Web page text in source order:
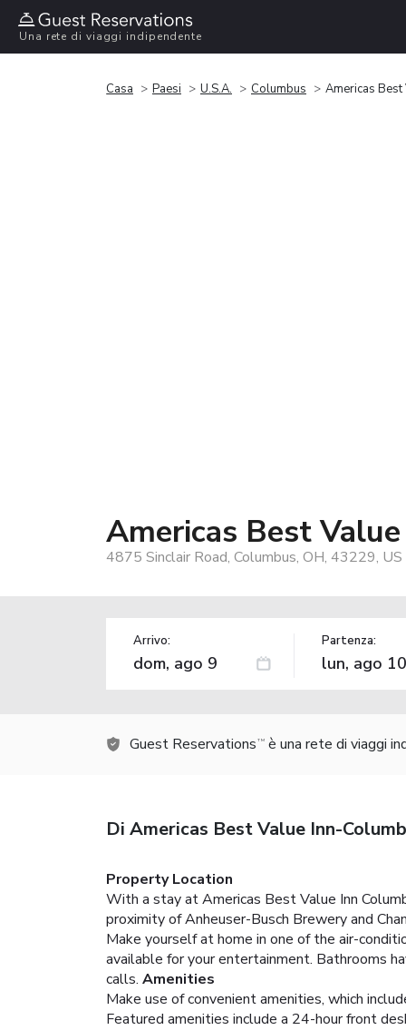
Una rete di viaggi indipendente
Casa Paesi U.S.A. Columbus Americas
Americas Best
4875 Sinclair Road, Columbus, OH, 43229, US
Arrivo: Partenza:
Guest Reservations TM è una rete di viaggi
Di Americas Best Value Inn-
Property Location
With a stay at Americas Best Value Inn
proximity of Anheuser-Busch Brewery and
Make yourself at home in one of the air-
available for your entertainment. Bathrooms
calls. Amenities
Make use of convenient amenities, which
Featured amenities include a 24-hour front